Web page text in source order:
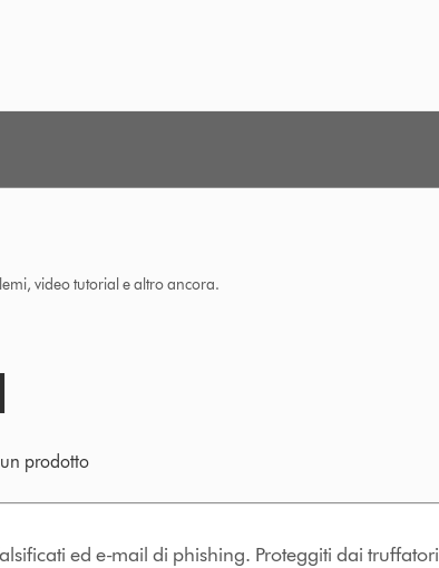
video tutorial e altro ancora.
prodotto
ed e-mail di phishing. Proteggiti dai truffatori